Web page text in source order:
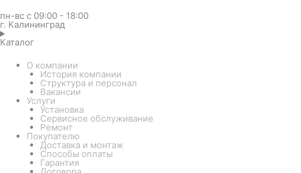
пн-вс с 09:00 - 18:00
г. Калининград
Каталог
О компании
История компании
Структура и персонал
Вакансии
Услуги
Установка
Сервисное обслуживание
Ремонт
Покупателю
Доставка и монтаж
Способы оплаты
Гарантия